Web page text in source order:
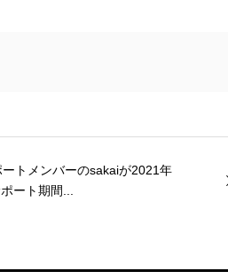
トメンバーのsakaiが2021年
ート期間...